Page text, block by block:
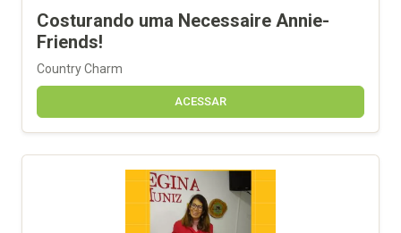
Costurando uma Necessaire Annie-
Friends!
Country Charm
ACESSAR